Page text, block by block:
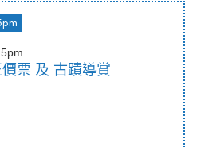
票 及 古蹟導賞